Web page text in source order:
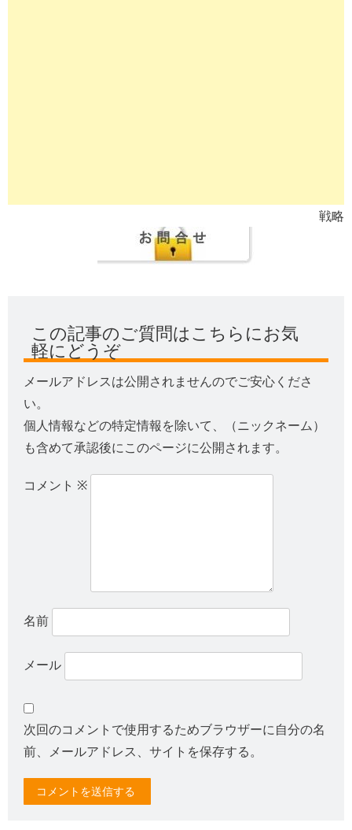
戦略
この記事のご質問はこちらにお気
軽にどうぞ
メールアドレスは公開されませんのでご安心くださ
い。
個人情報などの特定情報を除いて、（ニックネーム）
も含めて承認後にこのページに公開されます。
コメント ※
名前
メール
次回のコメントで使用するためブラウザーに自分の名
前、メールアドレス、サイトを保存する。